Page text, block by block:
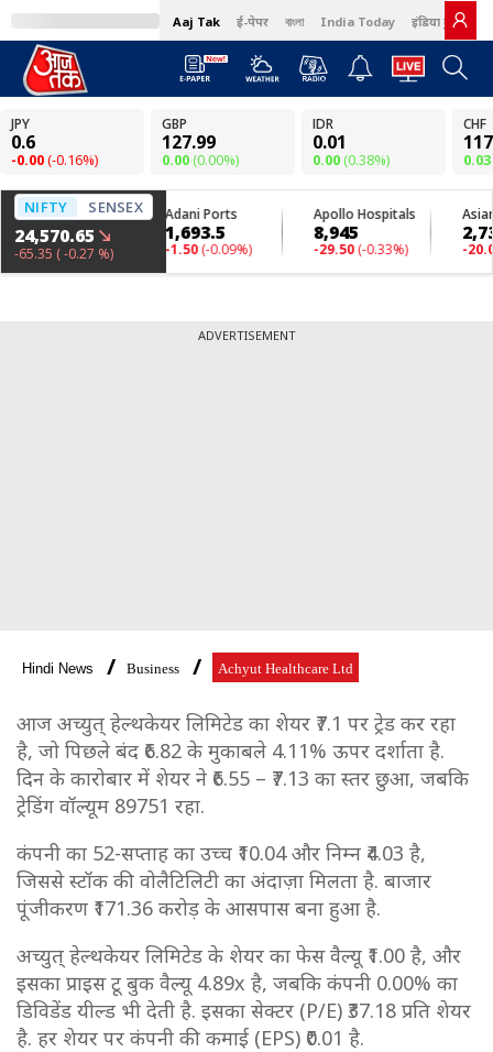
Aaj Tak ई-पेपर বাংলা India Today इंडिया टुडे हिंदी
ADVERTISEMENT
Hindi News Business Achyut Healthcare Ltd
आज अच्युत् हेल्थकेयर लिमिटेड का शेयर ₹7.1 पर ट्रेड कर रहा
है, जो पिछले बंद ₹6.82 के मुकाबले 4.11% ऊपर दर्शाता है.
दिन के कारोबार में शेयर ने ₹6.55 – ₹7.13 का स्तर छुआ, जबकि
ट्रेडिंग वॉल्यूम 89751 रहा.
कंपनी का 52-सप्ताह का उच्च ₹10.04 और निम्न ₹4.03 है,
जिससे स्टॉक की वोलैटिलिटी का अंदाज़ा मिलता है. बाजार
पूंजीकरण ₹171.36 करोड़ के आसपास बना हुआ है.
अच्युत् हेल्थकेयर लिमिटेड के शेयर का फेस वैल्यू ₹1.00 है, और
इसका प्राइस टू बुक वैल्यू 4.89x है, जबकि कंपनी 0.00% का
डिविडेंड यील्ड भी देती है. इसका सेक्टर (P/E) ₹37.18 प्रति शेयर
है. हर शेयर पर कंपनी की कमाई (EPS) ₹0.01 है.